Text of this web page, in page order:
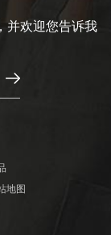
并欢迎您告诉我
地图